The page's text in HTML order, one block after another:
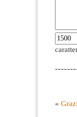
«